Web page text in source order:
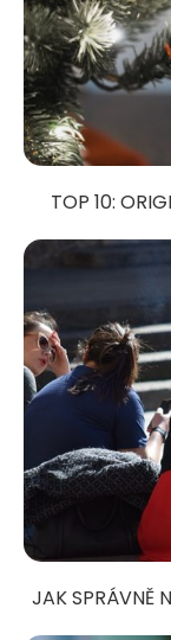
TOP 10:
JAK SPRÁVNĚ